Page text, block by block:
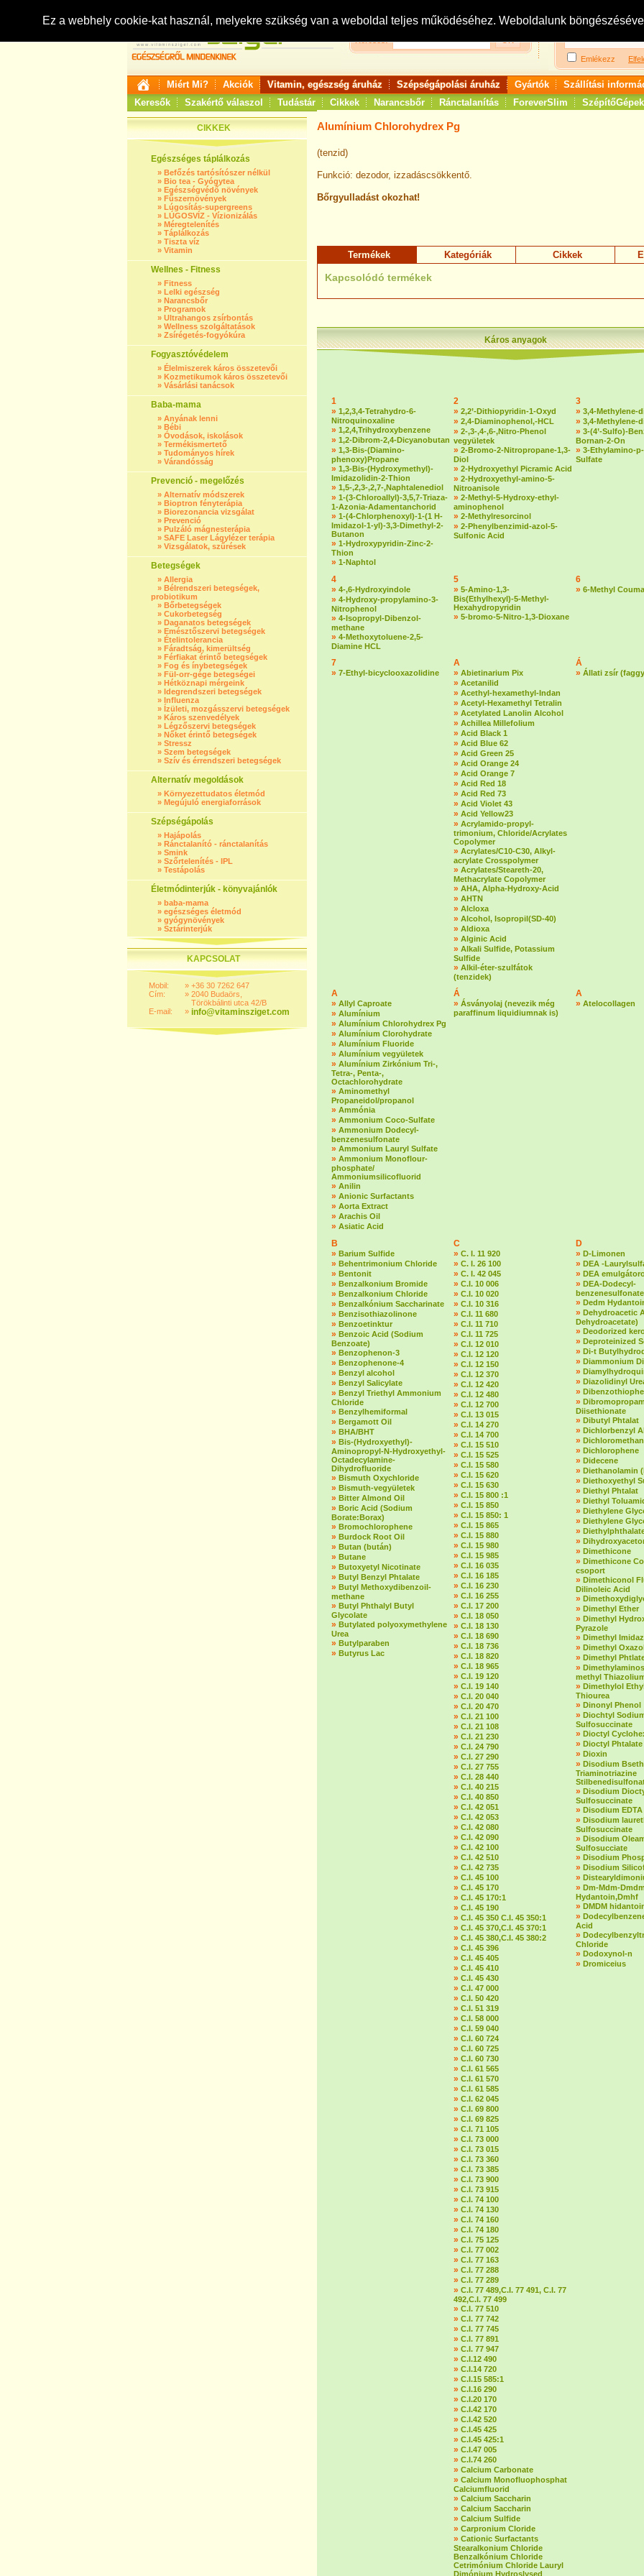
Ez a webhely cookie-kat használ, melyekre szükség van a weboldal teljes működéséhez. Weboldalunk
Keresés:
Bejelentkezés:
Emlékezz
Miért Mi? Akciók Vitamin, egészség áruház Szépségápolási áruház Gyártók
Szállítási
Keresők
Szakértő válaszol Tudástár Cikkek Narancsbőr Ránctalanítás ForeverSlim SzépítőGépek
CIKKEK
Egészséges táplálkozás
» Befőzés tartósítószer nélkül
» Bio tea - Gyógytea
» Egészségvédő növények
» Fűszernövények
» Lúgosítás-supergreens
» LÚGOSVÍZ - Vízionizálás
» Méregtelenítés
» Táplálkozás
» Tiszta víz
» Vitamin
Wellnes - Fitness
» Fitness
» Lelki egészség
» Narancsbőr
» Programok
» Ultrahangos zsírbontás
» Wellness szolgáltatások
» Zsírégetés-fogyókúra
Fogyasztóvédelem
» Élelmiszerek káros összetevői
» Kozmetikumok káros összetevői
» Vásárlási tanácsok
Baba-mama
» Anyának lenni
» Bébi
» Óvodások, iskolások
» Termékismertető
» Tudományos hírek
» Várandósság
Prevenció - megelőzés
» Alternatív módszerek
» Bioptron fényterápia
» Biorezonancia vizsgálat
» Prevenció
» Pulzáló mágnesterápia
» SAFE Laser Lágylézer terápia
» Vizsgálatok, szűrések
Betegségek
» Allergia
» Bélrendszeri betegségek,
probiotikum
» Bőrbetegségek
» Cukorbetegség
» Daganatos betegségek
» Emésztőszervi betegségek
» Ételintolerancia
» Fáradtság, kimerültség
» Férfiakat érintő betegségek
» Fog és ínybetegségek
» Fül-orr-gége betegségei
» Hétköznapi mérgeink
» Idegrendszeri betegségek
» Influenza
» Ízületi, mozgásszervi betegségek
» Káros szenvedélyek
» Légzőszervi betegségek
» Nőket érintő betegségek
» Stressz
» Szem betegségek
» Szív és érrendszeri betegségek
Alternatív megoldások
» Környezettudatos életmód
» Megújuló energiaforrások
Szépségápolás
» Hajápolás
» Ránctalanító - ránctalanítás
» Smink
» Szőrtelenítés - IPL
» Testápolás
Életmódinterjúk - könyvajánlók
» baba-mama
» egészséges életmód
» gyógynövények
» Sztárinterjúk
KAPCSOLAT
Mobil:
Cím:
E-mail:
»
»
»
+36 30 7262 647
2040 Budaörs,
Törökbálinti utca 42/B
info@vitaminsziget.com
Alumínium Chlorohydrex Pg
(tenzid)
Funkció: dezodor, izzadáscsökkentő.
Bőrgyulladást okozhat!
Termékek Kategóriák Cikkek
Kapcsolódó termékek
Káros anyagok
1
» 1,2,3,4-Tetrahydro-6-
Nitroquinoxaline
» 1,2,4,Trihydroxybenzene
» 1,2-Dibrom-2,4-Dicyanobutan
» 1,3-Bis-(Diamino-
phenoxy)Propane
» 1,3-Bis-(Hydroxymethyl)-
Imidazolidin-2-Thion
» 1,5-,2,3-,2,7-,Naphtalenediol
» 1-(3-Chloroallyl)-3,5,7-Triaza-
1-Azonia-Adamentanchorid
» 1-(4-Chlorphenoxyl)-1-(1 H-
Imidazol-1-yl)-3,3-Dimethyl-2-
Butanon
» 1-Hydroxypyridin-Zinc-2-
Thion
» 1-Naphtol
2
» 2,2’-Dithiopyridin-1-Oxyd
» 2,4-Diaminophenol,-HCL
» 2-,3-,4-,6-,Nitro-Phenol
vegyületek
» 2-Bromo-2-Nitropropane-1,3-
Diol
» 2-Hydroxyethyl Picramic Acid
» 2-Hydroxyethyl-amino-5-
Nitroanisole
» 2-Methyl-5-Hydroxy-ethyl-
aminophenol
» 2-Methylresorcinol
» 2-Phenylbenzimid-azol-5-
Sulfonic Acid
3
» 3,4-Methylene-
» 3,4-Methylene-
» 3-(4’-Sulfo)-
Bornan-2-On
» 3-Ethylamino-
Sulfate
4
» 4-,6-Hydroxyindole
» 4-Hydroxy-propylamino-3-
Nitrophenol
» 4-Isopropyl-Dibenzol-
methane
» 4-Methoxytoluene-2,5-
Diamine HCL
5
» 5-Amino-1,3-
Bis(Ethylhexyl)-5-Methyl-
Hexahydropyridin
» 5-bromo-5-Nitro-1,3-Dioxane
6
» 6-Methyl
7
» 7-Ethyl-bicyclooxazolidine
A
» Abietinarium Pix
» Acetanilid
» Acethyl-hexamethyl-Indan
» Acetyl-Hexamethyl Tetralin
» Acetylated Lanolin Alcohol
» Achillea Millefolium
» Acid Black 1
» Acid Blue 62
» Acid Green 25
» Acid Orange 24
» Acid Orange 7
» Acid Red 18
» Acid Red 73
» Acid Violet 43
» Acid Yellow23
» Acrylamido-propyl-
trimonium, Chloride/Acrylates
Copolymer
» Acrylates/C10-C30, Alkyl-
acrylate Crosspolymer
» Acrylates/Steareth-20,
Methacrylate Copolymer
» AHA, Alpha-Hydroxy-Acid
» AHTN
» Alcloxa
» Alcohol, Isopropil(SD-40)
» Aldioxa
» Alginic Acid
» Alkali Sulfide, Potassium
Sulfide
» Alkil-éter-szulfátok
(tenzidek)
Á
» Állati zsír
A
» Allyl Caproate
» Alumínium
» Alumínium Chlorohydrex Pg
» Alumínium Clorohydrate
» Alumínium Fluoride
» Alumínium vegyületek
» Alumínium Zirkónium Tri-,
Tetra-, Penta-,
Octachlorohydrate
» Aminomethyl
Propaneidol/propanol
» Ammónia
» Ammonium Coco-Sulfate
» Ammonium Dodecyl-
benzenesulfonate
» Ammonium Lauryl Sulfate
» Ammonium Monoflour-
phosphate/
Ammoniumsilicofluorid
» Anilin
» Anionic Surfactants
» Aorta Extract
» Arachis Oil
» Asiatic Acid
Á
» Ásványolaj (nevezik még
paraffinum liquidiumnak is)
A
» Atelocollagen
B
» Barium Sulfide
» Behentrimonium Chloride
» Bentonit
» Benzalkonium Bromide
» Benzalkonium Chloride
» Benzalkónium Saccharinate
» Benzisothiazolinone
» Benzoetinktur
» Benzoic Acid (Sodium
Benzoate)
» Benzophenon-3
» Benzophenone-4
» Benzyl alcohol
» Benzyl Salicylate
» Benzyl Triethyl Ammonium
Chloride
» Benzylhemiformal
» Bergamott Oil
» BHA/BHT
» Bis-(Hydroxyethyl)-
Aminopropyl-N-Hydroxyethyl-
Octadecylamine-
Dihydrofluoride
» Bismuth Oxychloride
» Bismuth-vegyületek
» Bitter Almond Oil
» Boric Acid (Sodium
Borate:Borax)
» Bromochlorophene
» Burdock Root Oil
» Butan (bután)
» Butane
» Butoxyetyl Nicotinate
» Butyl Benzyl Phtalate
» Butyl Methoxydibenzoil-
methane
» Butyl Phthalyl Butyl
Glycolate
» Butylated polyoxymethylene
Urea
» Butylparaben
» Butyrus Lac
C
» C. I. 11 920
» C. I. 26 100
» C. I. 42 045
» C.I. 10 006
» C.I. 10 020
» C.I. 10 316
» C.I. 11 680
» C.I. 11 710
» C.I. 11 725
» C.I. 12 010
» C.I. 12 120
» C.I. 12 150
» C.I. 12 370
» C.I. 12 420
» C.I. 12 480
» C.I. 12 700
» C.I. 13 015
» C.I. 14 270
» C.I. 14 700
» C.I. 15 510
» C.I. 15 525
» C.I. 15 580
» C.I. 15 620
» C.I. 15 630
» C.I. 15 800 :1
» C.I. 15 850
» C.I. 15 850: 1
» C.I. 15 865
» C.I. 15 880
» C.I. 15 980
» C.I. 15 985
» C.I. 16 035
» C.I. 16 185
» C.I. 16 230
» C.I. 16 255
» C.I. 17 200
» C.I. 18 050
» C.I. 18 130
» C.I. 18 690
» C.I. 18 736
» C.I. 18 820
» C.I. 18 965
» C.I. 19 120
» C.I. 19 140
» C.I. 20 040
» C.I. 20 470
» C.I. 21 100
» C.I. 21 108
» C.I. 21 230
» C.I. 24 790
» C.I. 27 290
» C.I. 27 755
» C.I. 28 440
» C.I. 40 215
» C.I. 40 850
» C.I. 42 051
» C.I. 42 053
» C.I. 42 080
» C.I. 42 090
» C.I. 42 100
» C.I. 42 510
» C.I. 42 735
» C.I. 45 100
» C.I. 45 170
» C.I. 45 170:1
» C.I. 45 190
» C.I. 45 350 C.I. 45 350:1
» C.I. 45 370,C.I. 45 370:1
» C.I. 45 380,C.I. 45 380:2
» C.I. 45 396
» C.I. 45 405
» C.I. 45 410
» C.I. 45 430
» C.I. 47 000
» C.I. 50 420
» C.I. 51 319
» C.I. 58 000
» C.I. 59 040
» C.I. 60 724
» C.I. 60 725
» C.I. 60 730
» C.I. 61 565
» C.I. 61 570
» C.I. 61 585
» C.I. 62 045
» C.I. 69 800
» C.I. 69 825
» C.I. 71 105
» C.I. 73 000
» C.I. 73 015
» C.I. 73 360
» C.I. 73 385
» C.I. 73 900
» C.I. 73 915
» C.I. 74 100
» C.I. 74 130
» C.I. 74 160
» C.I. 74 180
» C.I. 75 125
» C.I. 77 002
» C.I. 77 163
» C.I. 77 288
» C.I. 77 289
» C.I. 77 489,C.I. 77 491, C.I. 77
492,C.I. 77 499
» C.I. 77 510
» C.I. 77 742
» C.I. 77 745
» C.I. 77 891
» C.I. 77 947
» C.I.12 490
» C.I.14 720
» C.I.15 585:1
» C.I.16 290
» C.I.20 170
» C.I.42 170
» C.I.42 520
» C.I.45 425
» C.I.45 425:1
» C.I.47 005
» C.I.74 260
» Calcium Carbonate
» Calcium Monofluophosphat
Calciumfluorid
» Calcium Saccharin
» Calcium Saccharin
» Calcium Sulfide
» Carpronium Cloride
» Cationic Surfactants
Stearalkonium Chloride
Benzalkónium Chloride
Cetrimónium Chloride Lauryl
Dimónium Hydroslysed
D
» D-Limonen
» DEA -
» DEA
» DEA-Dodecyl-
benzenesulfonate
» Dedm
» Dehydroacetic
Dehydroacetate)
» Deodorized
» Deproteinized
» Di-t
» Diammonium
»
» Diazolidinyl
»
»
Diisethionate
» Dibutyl Phtalat
» Dichlorbenzyl
»
» Dichlorophene
» Didecene
» Diethanolamin
» Diethoxyethyl
» Diethyl Phtalat
» Diethyl
» Diethylene
» Diethylene
»
»
» Dimethicone
» Dimethicone
csoport
» Dimethiconol
Dilinoleic Acid
»
» Dimethyl Ether
» Dimethyl
Pyrazole
» Dimethyl
» Dimethyl
» Dimethyl
»
methyl
» Dimethylol
Thiourea
» Dinonyl Phenol
» Diochtyl
Sulfosuccinate
» Dioctyl
» Dioctyl Phtalate
» Dioxin
» Disodium
Triaminotriazine
» Disodium
Sulfosuccinate
» Disodium EDTA
» Disodium
Sulfosuccinate
» Disodium
Sulfosucciate
» Disodium
» Disodium
»
» Dm-Mdm-
Hydantoin,Dmhf
» DMDM
»
Acid
»
Chloride
» Dodoxynol-n
» Dromiceius